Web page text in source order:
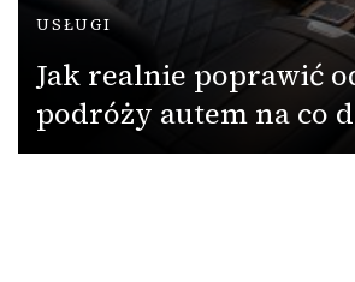
USŁUGI
Jak realnie poprawić
podróży autem na co